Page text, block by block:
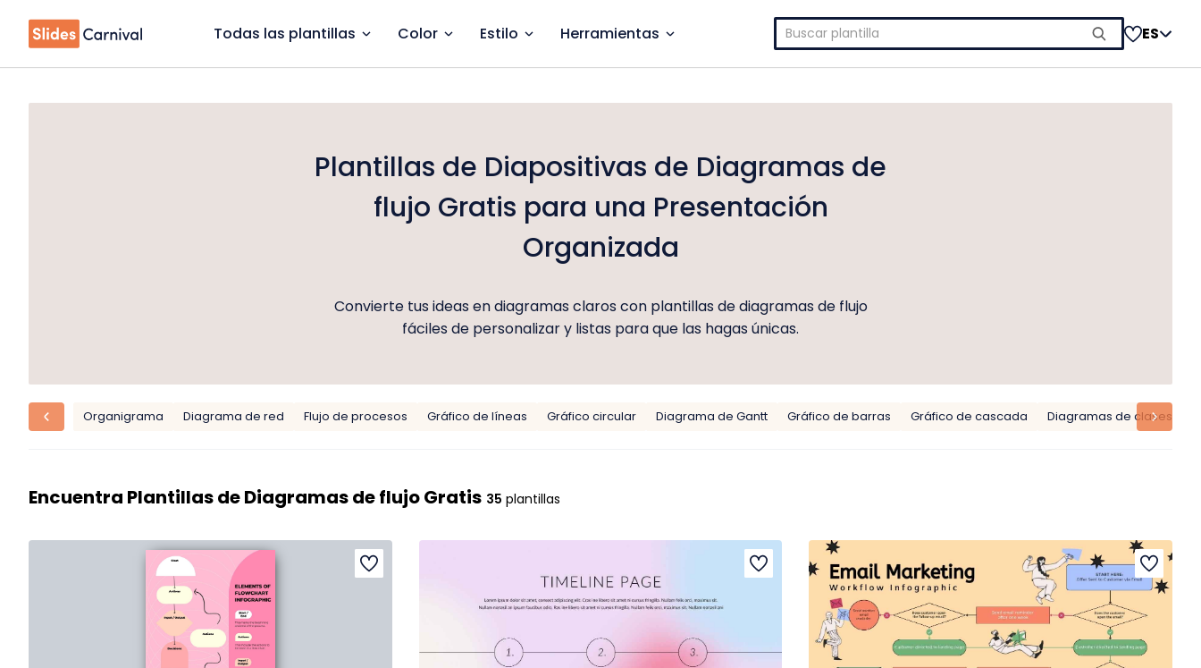
Todas las plantillas Color Estilo Herramientas Buscar: ES
Plantillas de Diapositivas de Diagramas de
flujo Gratis para una Presentación
Organizada
Convierte tus ideas en diagramas claros con plantillas de diagramas de flujo
fáciles de personalizar y listas para que las hagas únicas.
Organigrama Diagrama de red Flujo de procesos Gráfico de líneas Gráfico circular Diagrama de Gantt Gráfico de barras Gráfico de cascada Diagramas de clases
Encuentra Plantillas de Diagramas de flujo Gratis 35 plantillas